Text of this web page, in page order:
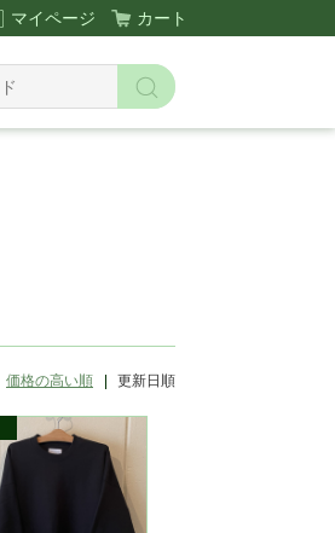
マイページ カート
価格の高い順 更新日順